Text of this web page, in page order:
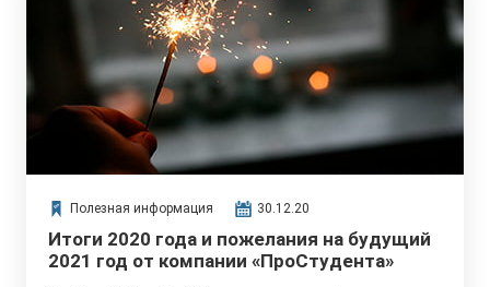
Полезная информация 30.12.20
Итоги 2020 года и пожелания на будущий
2021 год от компании «ПроСтудента»